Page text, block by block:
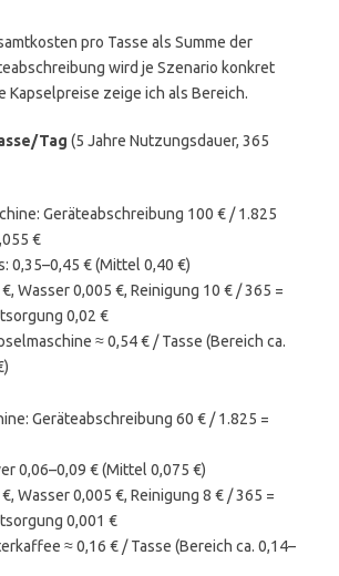
pro Tasse als Summe der
wird je Szenario konkret
Kapselpreise zeige ich als Bereich.
Tag (5 Jahre Nutzungsdauer, 365
Geräteabschreibung 100 € / 1.825
€
0,35–0,45 € (Mittel 0,40 €)
Wasser 0,005 €, Reinigung 10 € / 365 =
0,02 €
≈ 0,54 € / Tasse (Bereich ca.
Geräteabschreibung 60 € / 1.825 =
0,06–0,09 € (Mittel 0,075 €)
Wasser 0,005 €, Reinigung 8 € / 365 =
0,001 €
≈ 0,16 € / Tasse (Bereich ca. 0,14–